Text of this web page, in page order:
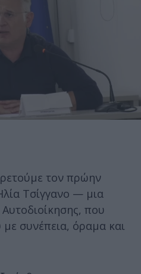
τον πρώην
Τσίγγανο — μια
που
συνέπεια, όραμα και